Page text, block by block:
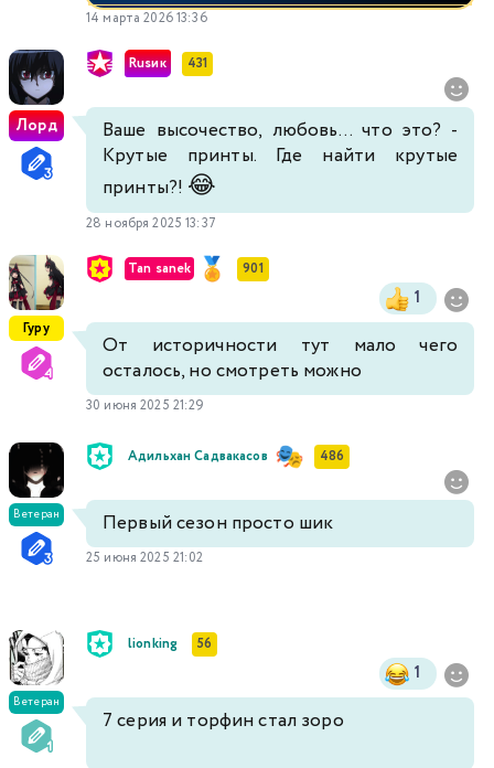
14 марта 2026 13:36
Лорд
Rusик 431
Ваше высочество, любовь... что это? -
Крутые принты. Где найти крутые
принты?! 😂
28 ноября 2025 13:37
Гуру
Tan sanek 901
1
От историчности тут мало чего
осталось, но смотреть можно
30 июня 2025 21:29
Ветеран
Адильхан Садвакасов 486
Первый сезон просто шик
25 июня 2025 21:02
Ветеран
lionking 56
1
7 серия и торфин стал зоро